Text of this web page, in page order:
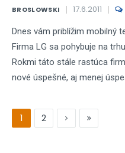
BROSLOWSKI 17.6.2011
Dnes vám priblížim mobilný
Firma LG sa pohybuje na
Rokmi táto stále rastúca
nové úspešné, aj menej
1 2